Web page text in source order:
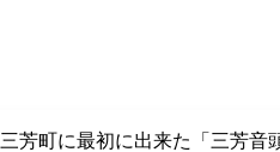
三芳町に最初に出来た「三芳音